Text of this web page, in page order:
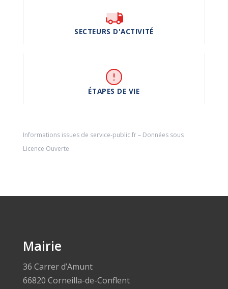
SECTEURS D'ACTIVITÉ
ÉTAPES DE VIE
Informations issues de service-public.fr– Données sous
Licence Ouverte.
Mairie
36 Carrer d’Amunt
66820 Corneilla-de-Conflent